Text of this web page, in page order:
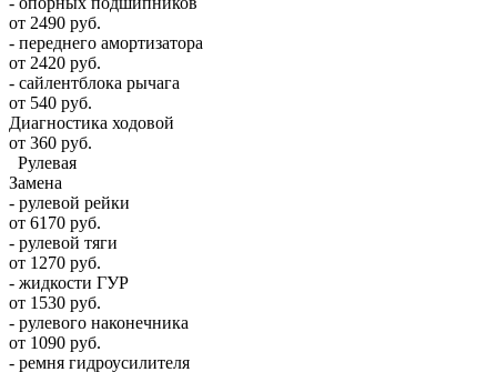
от 2490 руб.
- переднего амортизатора
от 2420 руб.
- сайлентблока рычага
от 540 руб.
Диагностика ходовой
от 360 руб.
Рулевая
Замена
- рулевой рейки
от 6170 руб.
- рулевой тяги
от 1270 руб.
- жидкости ГУР
от 1530 руб.
- рулевого наконечника
от 1090 руб.
- ремня гидроусилителя